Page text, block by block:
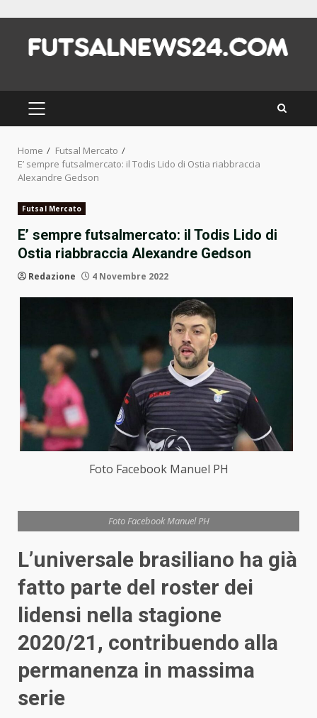
content
PRIMARY
MENU
Home
Futsal Mercato
E’ sempre futsalmercato: il Todis Lido di Ostia riabbraccia
Alexandre Gedson
Futsal Mercato
E’ sempre futsalmercato: il Todis Lido di
Ostia riabbraccia Alexandre Gedson
Redazione 4 Novembre 2022
Foto Facebook Manuel PH
Foto Facebook Manuel PH
L’universale brasiliano ha già
fatto parte del roster dei
lidensi nella stagione
2020/21, contribuendo alla
permanenza in massima
serie